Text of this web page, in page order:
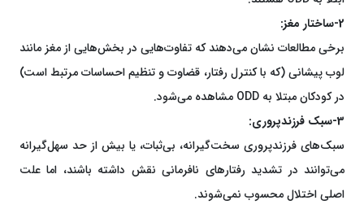
2-ساختار مغز:
برخی مطالعات نشان می‌دهند که تفاوت‌هایی در بخش‌هایی از مغز مانند
لوب پیشانی (که با کنترل رفتار، قضاوت و تنظیم احساسات مرتبط است)
در کودکان مبتلا به ODD مشاهده می‌شود.
3-سبک فرزندپروری:
سبک‌های فرزندپروری سخت‌گیرانه، بی‌ثبات، یا بیش از حد سهل‌گیرانه
می‌توانند در تشدید رفتارهای نافرمانی نقش داشته باشند، اما علت
اصلی اختلال محسوب نمی‌شوند.